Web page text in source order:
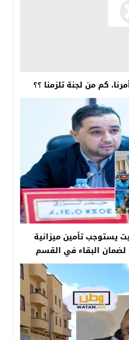
كم من لجنة تلزمنا ؟؟
يستوجب تأمين ميزانية
لضمان البقاء في القسم